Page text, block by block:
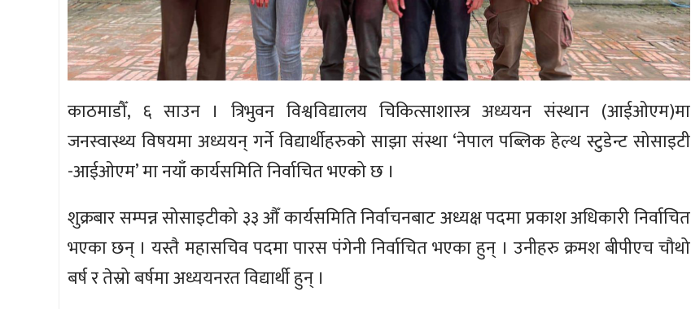
काठमाडौँ, ६ साउन । त्रिभुवन विश्वविद्यालय चिकित्साशास्त्र अध्ययन संस्थान (आईओएम)मा
जनस्वास्थ्य विषयमा अध्ययन् गर्ने विद्यार्थीहरुको साझा संस्था ‘नेपाल पब्लिक हेल्थ स्टुडेन्ट सोसाइटी
-आईओएम’ मा नयाँ कार्यसमिति निर्वाचित भएको छ ।
शुक्रबार सम्पन्न सोसाइटीको ३३ औँ कार्यसमिति निर्वाचनबाट अध्यक्ष पदमा प्रकाश अधिकारी निर्वाचित
भएका छन् । यस्तै महासचिव पदमा पारस पंगेनी निर्वाचित भएका हुन् । उनीहरु क्रमश बीपीएच चौथो
बर्ष र तेस्रो बर्षमा अध्ययनरत विद्यार्थी हुन् ।